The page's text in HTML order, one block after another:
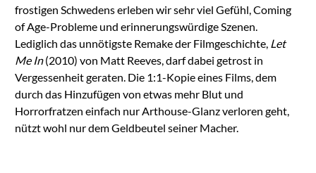
frostigen Schwedens erleben wir sehr viel Gefühl, Coming
of Age-Probleme und erinnerungswürdige Szenen.
Lediglich das unnötigste Remake der Filmgeschichte, Let
Me In(2010) von Matt Reeves, darf dabei getrost in
Vergessenheit geraten. Die 1:1-Kopie eines Films, dem
durch das Hinzufügen von etwas mehr Blut und
Horrorfratzen einfach nur Arthouse-Glanz verloren geht,
nützt wohl nur dem Geldbeutel seiner Macher.